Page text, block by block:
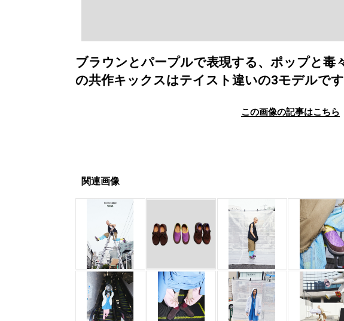
ブラウンとパープルで表現する、ポップと毒
の共作キックスはテイスト違いの3モデルです
この画像の記事はこちら
関連画像